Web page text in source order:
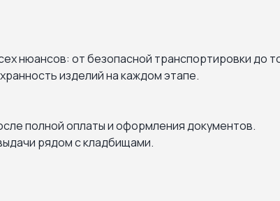
нюансов: от безопасной транспортировки до
изделий на каждом этапе.
полной оплаты и оформления документов.
рядом с кладбищами.